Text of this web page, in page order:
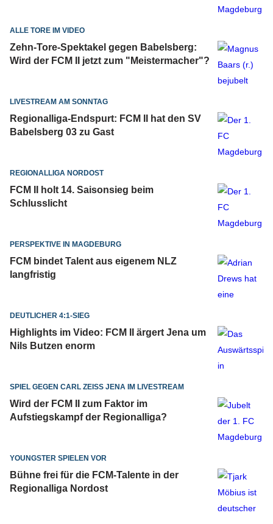
ALLE TORE IM VIDEO
Zehn-Tore-Spektakel gegen Babelsberg:
Wird der FCM II jetzt zum "Meistermacher"?
LIVESTREAM AM SONNTAG
Regionalliga-Endspurt: FCM II hat den SV
Babelsberg 03 zu Gast
REGIONALLIGA NORDOST
FCM II holt 14. Saisonsieg beim
Schlusslicht
PERSPEKTIVE IN MAGDEBURG
FCM bindet Talent aus eigenem NLZ
langfristig
DEUTLICHER 4:1-SIEG
Highlights im Video: FCM II ärgert Jena um
Nils Butzen enorm
SPIEL GEGEN CARL ZEISS JENA IM LIVESTREAM
Wird der FCM II zum Faktor im
Aufstiegskampf der Regionalliga?
YOUNGSTER SPIELEN VOR
Bühne frei für die FCM-Talente in der
Regionalliga Nordost